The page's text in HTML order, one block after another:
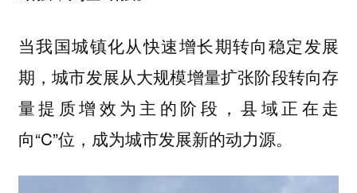
当我国城镇化从快速增长期转向稳定发展
期，城市发展从大规模增量扩张阶段转向存
量提质增效为主的阶段，县域正在走
向“C”位，成为城市发展新的动力源。